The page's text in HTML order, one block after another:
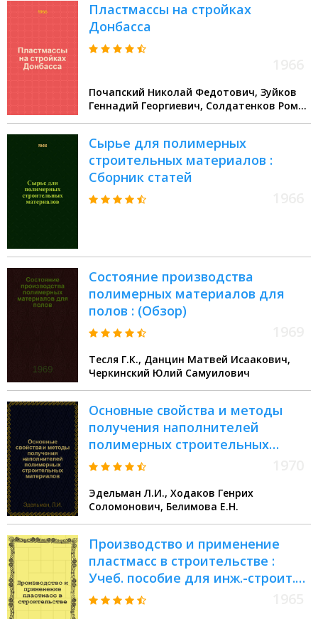
Пластмассы на стройках
Донбасса
Почапский Николай Федотович, Зуйков
Геннадий Георгиевич, Солдатенков Роман
Сырье для полимерных
строительных материалов :
Сборник статей
Состояние производства
полимерных материалов для
полов : (Обзор)
Тесля Г.К., Данцин Матвей Исаакович,
Черкинский Юлий Самуилович
Основные свойства и методы
получения наполнителей
полимерных строительных
материалов : Обзор
Эдельман Л.И., Ходаков Генрих
Соломонович, Белимова Е.Н.
Производство и применение
пластмасс в строительстве :
Учеб. пособие для инж.-строит.
вузов и фак.